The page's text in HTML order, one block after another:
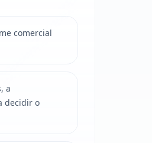
comercial
a
decidir o